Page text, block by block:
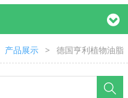
产品展示 > 德国亨利植物油脂